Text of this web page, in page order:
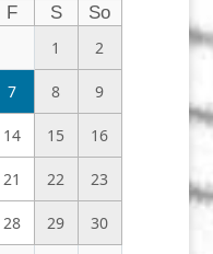
F S
So
1
2
7 8 9
14 15 16
21 22 23
28 29 30